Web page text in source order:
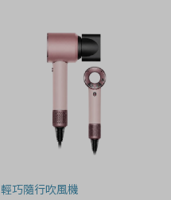
輕巧隨行吹風機